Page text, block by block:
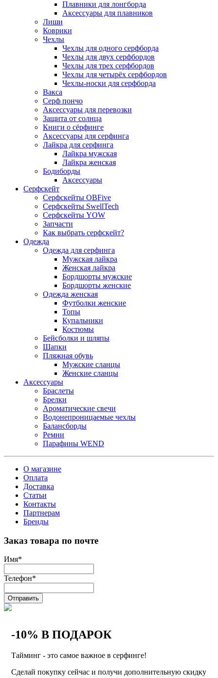
Плавники для лонгборда
Аксессуары для плавников
Лиши
Коврики
Чехлы
Чехлы для одного серфборда
Чехлы для двух серфбордов
Чехлы для трех серфбордов
Чехлы для четырёх серфбордов
Чехлы-носки для серфборда
Вакса
Серф пончо
Аксессуары для перевозки
Защита от солнца
Книги о сёрфинге
Аксессуары для серфинга
Лайкра для серфинга
Лайкра мужская
Лайкра женская
Бодиборды
Аксессуары
Серфскейт
Серфскейты OBFive
Серфскейты SwellTech
Серфскейты YOW
Запчасти
Как выбрать серфскейт?
Одежда
Одежда для серфинга
Мужская лайкра
Женская лайкра
Бордшорты мужские
Бордшорты женские
Одежда женская
Футболки женские
Топы
Купальники
Костюмы
Бейсболки и шляпы
Шапки
Пляжная обувь
Мужские сланцы
Женские сланцы
Аксессуары
Браслеты
Брелки
Ароматические свечи
Водонепроницаемые чехлы
Балансборды
Ремни
Парафины WEND
О магазине
Оплата
Доставка
Статьи
Контакты
Партнерам
Бренды
Заказ товара по почте
Имя*
Телефон*
Отправить
-10% В ПОДАРОК
Тайминг - это самое важное в серфинге!
Сделай покупку сейчас и получи дополнительную скидку